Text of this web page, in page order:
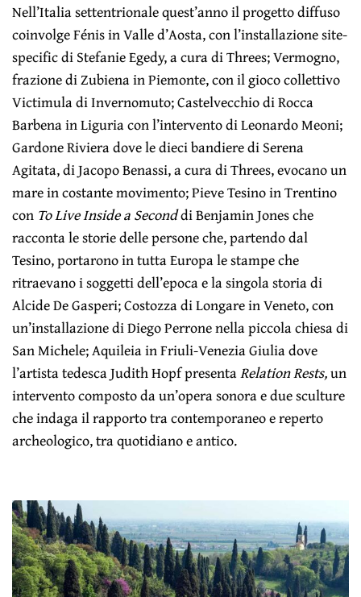
Nell’Italia settentrionale quest’anno il progetto diffuso
coinvolge Fénis in Valle d’Aosta, con l’installazione site-
specific di Stefanie Egedy, a cura di Threes; Vermogno,
frazione di Zubiena in Piemonte, con il gioco collettivo
Victimula di Invernomuto; Castelvecchio di Rocca
Barbena in Liguria con l’intervento di Leonardo Meoni;
Gardone Riviera dove le dieci bandiere di Serena
Agitata, di Jacopo Benassi, a cura di Threes, evocano un
mare in costante movimento; Pieve Tesino in Trentino
con To Live Inside a Seconddi Benjamin Jones che
racconta le storie delle persone che, partendo dal
Tesino, portarono in tutta Europa le stampe che
ritraevano i soggetti dell’epoca e la singola storia di
Alcide De Gasperi; Costozza di Longare in Veneto, con
un’installazione di Diego Perrone nella piccola chiesa di
San Michele; Aquileia in Friuli-Venezia Giulia dove
l’artista tedesca Judith Hopf presentaRelation Rests,un
intervento composto da un’opera sonora e due sculture
che indaga il rapporto tra contemporaneo e reperto
archeologico, tra quotidiano e antico.